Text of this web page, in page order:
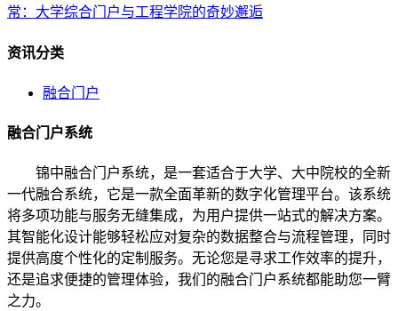
常：大学综合门户与工程学院的奇妙邂逅
资讯分类
融合门户
融合门户系统
锦中融合门户系统，是一套适合于大学、大中院校的全新
一代融合系统，它是一款全面革新的数字化管理平台。该系统
将多项功能与服务无缝集成，为用户提供一站式的解决方案。
其智能化设计能够轻松应对复杂的数据整合与流程管理，同时
提供高度个性化的定制服务。无论您是寻求工作效率的提升，
还是追求便捷的管理体验，我们的融合门户系统都能助您一臂
之力。